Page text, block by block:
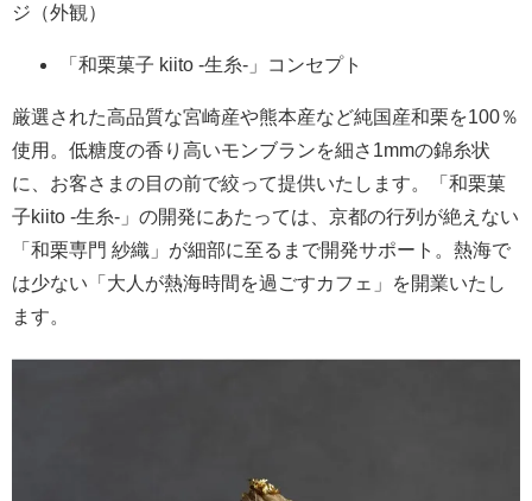
ジ（外観）
「和栗菓子 kiito -生糸-」コンセプト
厳選された高品質な宮崎産や熊本産など純国産和栗を100％
使用。低糖度の香り高いモンブランを細さ1mmの錦糸状
に、お客さまの目の前で絞って提供いたします。「和栗菓
子kiito -生糸-」の開発にあたっては、京都の行列が絶えない
「和栗専門 紗織」が細部に至るまで開発サポート。熱海で
は少ない「大人が熱海時間を過ごすカフェ」を開業いたし
ます。